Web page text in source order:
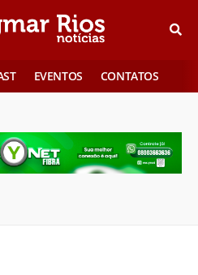
EVENTOS CONTATOS